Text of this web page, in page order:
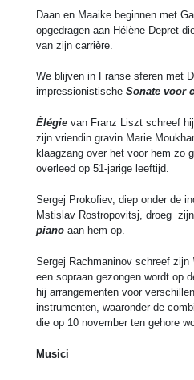
Daan en Maaike beginnen met
opgedragen aan Hélène Depret
van zijn carrière.
We blijven in Franse sferen met
impressionistische Sonate voor
Élégie van Franz Liszt schreef
zijn vriendin gravin Marie
klaagzang over het voor hem zo
overleed op 51-jarige leeftijd.
Sergej Prokofiev, diep onder de
Mstislav Rostropovitsj, droeg zijn
piano aan hem op.
Sergej Rachmaninov schreef zijn
een sopraan gezongen wordt op
hij arrangementen voor
instrumenten, waaronder de
die op 10 november ten gehore
Musici